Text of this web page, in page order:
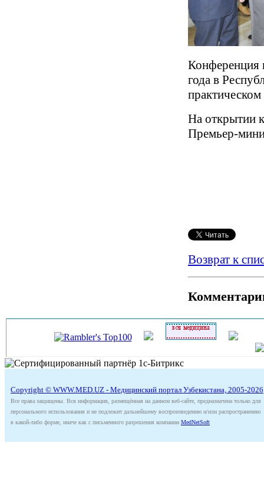
Конференция
года в
На открытии
Премьер-
Возврат к
Copyright © WWW.MED.UZ - Медицинский портал Узбекистана, 2005-2026
Все права защищены. Вся информация, размещённая на данном веб-сайте, предназначена только для
персонального использования и не подлежит дальнейшему воспроизведению и/или распространению
в какой-либо форме, иначе как с письменного разрешения компании MedNetSoft